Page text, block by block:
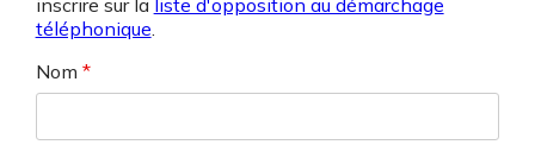
inscrire sur la liste d'opposition au démarchage
téléphonique.
Nom *